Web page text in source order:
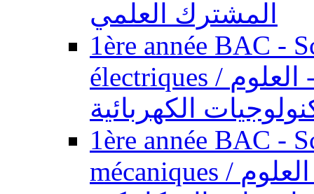
المشترك العلمي
1ère année BAC -
électriques / السنة الأولى باكالوريا - العلوم
الكهربائية
1ère année BAC -
mécaniques / السنة الأولى باكالوريا - العلوم